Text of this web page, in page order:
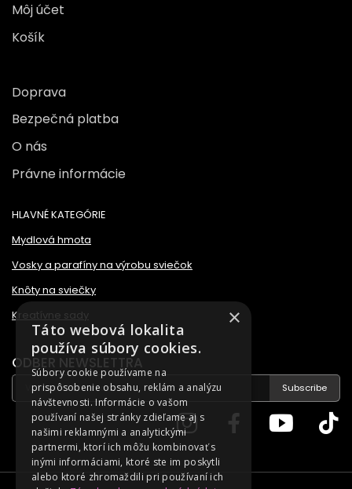
Môj účet
Košík
Doprava
Bezpečná platba
O nás
Právne informácie
HLAVNÉ KATEGÓRIE
Mydlová hmota
Vosky a parafíny na výrobu sviečok
Knôty na sviečky
Kreatívne sady
ODBER NEWSLETTRA
Subscribe
×
Táto webová lokalita
používa súbory cookies.
Súbory cookie používame na
prispôsobenie obsahu, reklám a analýzu
návštevnosti. Informácie o vašom
používaní našej stránky zdieľame aj s
našimi reklamnými a analytickými
partnermi, ktorí ich môžu kombinovať s
inými informáciami, ktoré ste im poskytli
alebo ktoré zhromaždili pri používaní ich